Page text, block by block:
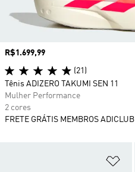
Preço
R$1.699,99
(21)
Tênis ADIZERO TAKUMI SEN 11
Mulher Performance
2 cores
FRETE GRÁTIS MEMBROS ADICLUB